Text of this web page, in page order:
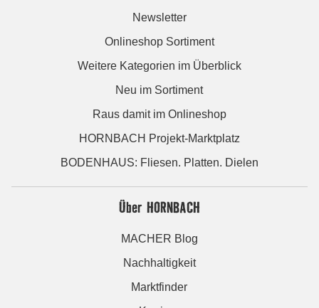
Newsletter
Onlineshop Sortiment
Weitere Kategorien im Überblick
Neu im Sortiment
Raus damit im Onlineshop
HORNBACH Projekt-Marktplatz
BODENHAUS: Fliesen. Platten. Dielen
Über HORNBACH
MACHER Blog
Nachhaltigkeit
Marktfinder